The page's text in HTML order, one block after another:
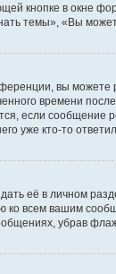
кнопке в окне
темы», «Вы
вы можете
времени
если
уже кто-то ответил.
её в личном
всем вашим
убрав